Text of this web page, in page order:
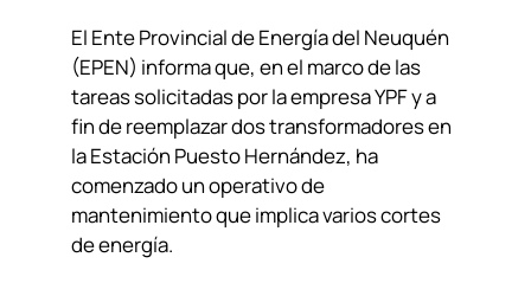
El Ente Provincial de Energía del Neuquén
(EPEN) informa que, en el marco de las
tareas solicitadas por la empresa YPF y a
fin de reemplazar dos transformadores en
la Estación Puesto Hernández, ha
comenzado un operativo de
mantenimiento que implica varios cortes
de energía.